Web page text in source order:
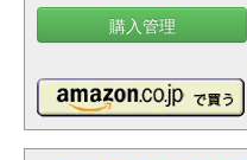
購入管理